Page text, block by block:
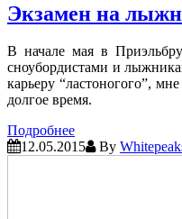
Экзамен на
В начале мая в
сноубордистами и
карьеру “ластоногого”,
долгое время.
Подробнее
12.05.2015
By